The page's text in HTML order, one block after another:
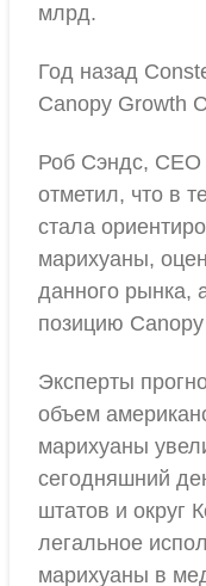
млрд.
Год назад
Canopy Growth
Роб Сэндс,
отметил, что в
стала
марихуаны,
данного рынка,
позицию
Эксперты
объем
марихуаны
сегодняшний
штатов и округ
легальное
марихуаны в